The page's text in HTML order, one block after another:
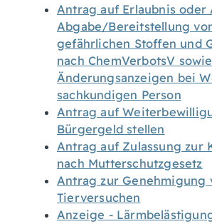
Antrag auf Erlaubnis oder
Abgabe/Bereitstellung
gefährlichen Stoffen und
nach ChemVerbotsV sowie
Änderungsanzeigen bei
sachkundigen Person
Antrag auf
Bürgergeld stellen
Antrag auf Zulassung zur
nach Mutterschutzgesetz
Antrag zur Genehmigung
Tierversuchen
Anzeige -